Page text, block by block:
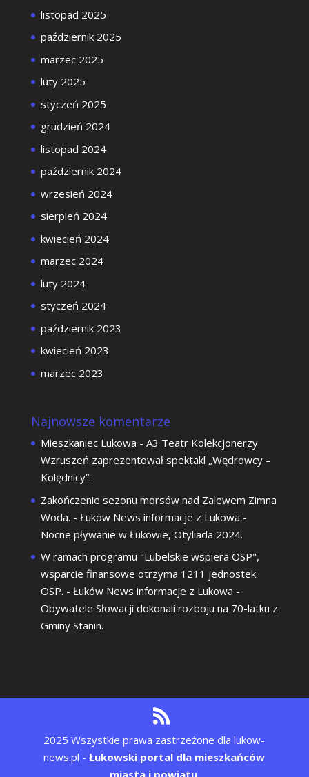
listopad 2025
październik 2025
marzec 2025
luty 2025
styczeń 2025
grudzień 2024
listopad 2024
październik 2024
wrzesień 2024
sierpień 2024
kwiecień 2024
marzec 2024
luty 2024
styczeń 2024
październik 2023
kwiecień 2023
marzec 2023
Najnowsze komentarze
Mieszkaniec Lukowa - A3 Teatr Kolekcjonerzy
Wzruszeń zaprezentował spektakl „Wędrowcy –
Kolędnicy”.
Zakończenie sezonu morsów nad Zalewem Zimna
Woda. - Łuków News informacje z Lukowa -
Nocne pływanie w Łukowie, Otyliada 2024.
W ramach programu "Lubelskie wspiera OSP",
wsparcie finansowe otrzyma 1211 jednostek
OSP. - Łuków News informacje z Lukowa -
Obywatele Słowacji dokonali rozboju na 70-latku z
Gminy Stanin.
2025 Wszystkie prawa zastrzeżone dla lukow-
news.pl -Łukowski portal dla mieszkańców